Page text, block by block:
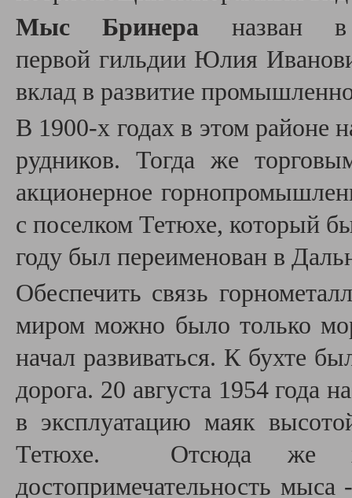
Мыс Бринера назван в
первой гильдии Юлия
вклад в развитие
В 1900-х годах в этом районе
рудников. Тогда же
акционерное
с поселком Тетюхе, который
году был переименован в
Обеспечить связь
миром можно было только
начал развиваться. К бухте
дорога. 20 августа 1954 года
в эксплуатацию маяк
Тетюхе. Отсюда же
достопримечательность